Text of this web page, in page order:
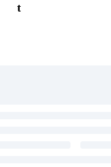
toparlandı